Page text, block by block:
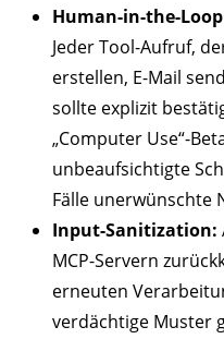
Human-in-the-
Jeder Tool-Aufruf,
erstellen, E-Mail
sollte explizit
„Computer Use“-
unbeaufsichtigte
Fälle unerwünschte
Input-Sanitization:
MCP-Servern
erneuten
verdächtige Muster